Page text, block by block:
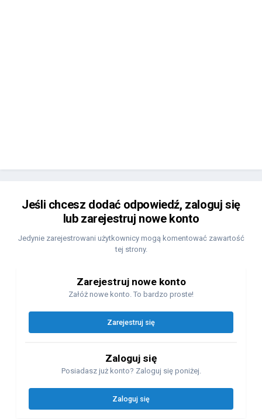
Jeśli chcesz dodać odpowiedź, zaloguj się
lub zarejestruj nowe konto
Jedynie zarejestrowani użytkownicy mogą komentować zawartość
tej strony.
Zarejestruj nowe konto
Załóż nowe konto. To bardzo proste!
Zarejestruj się
Zaloguj się
Posiadasz już konto? Zaloguj się poniżej.
Zaloguj się